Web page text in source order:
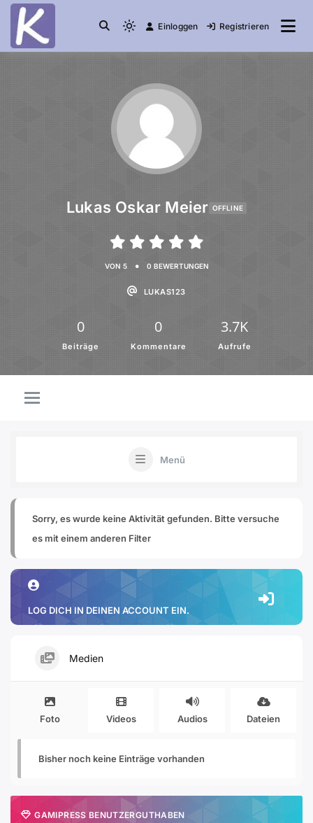
die Community Einloggen Registrieren
Lukas Oskar Meier OFFLINE
VON 5 • 0 BEWERTUNGEN
LUKAS123
0
Beiträge
0
Kommentare
3.7K
Aufrufe
Menü
Sorry, es wurde keine Aktivität gefunden. Bitte versuche
es mit einem anderen Filter
LOG DICH IN DEINEN ACCOUNT EIN.
Medien
Foto Videos Audios Dateien
Bisher noch keine Einträge vorhanden
GAMIPRESS BENUTZERGUTHABEN